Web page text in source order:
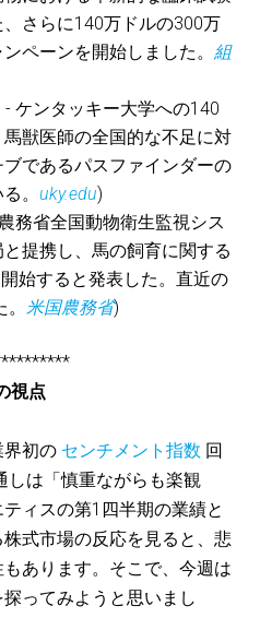
さらに140万ドルの300万
ペーンを開始しました。組
ケンタッキー大学への140
獣医師の全国的な不足に対
であるパスファインダーの
る。uky.edu)
務省全国動物衛生監視シス
提携し、馬の飼育に関する
始すると発表した。直近の
。米国農務省)
視点
界初の センチメント指数 回
しは「慎重ながらも楽観
ィスの第1四半期の業績と
式市場の反応を見ると、悲
あります。そこで、今週は
ってみようと思いまし